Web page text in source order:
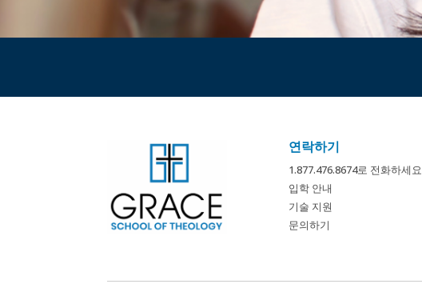
연락하기
1.877.476.8674로 전화하세요
입학 안내
기술 지원
문의하기